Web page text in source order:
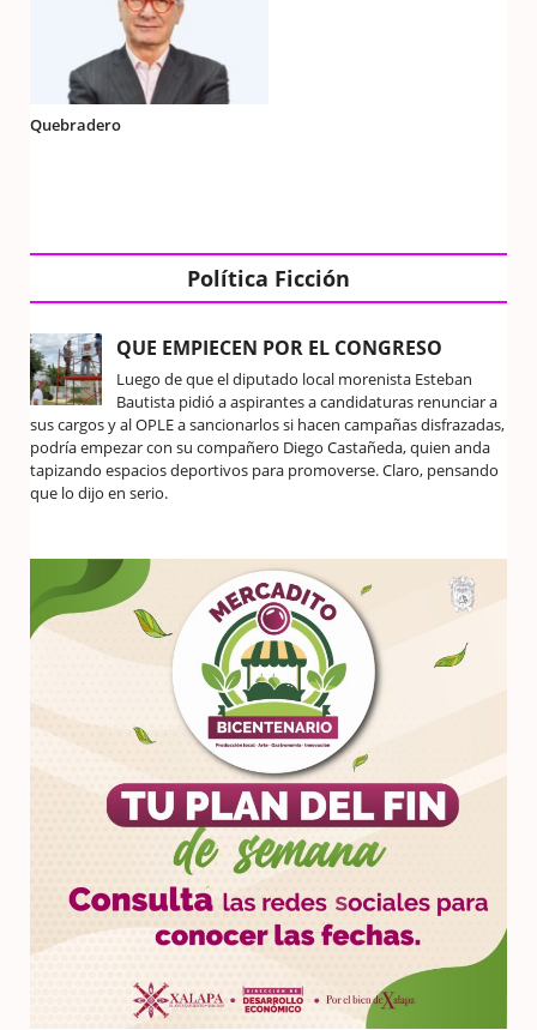
Quebradero
Política Ficción
QUE EMPIECEN POR EL CONGRESO
Luego de que el diputado local morenista Esteban
Bautista pidió a aspirantes a candidaturas renunciar a
sus cargos y al OPLE a sancionarlos si hacen campañas disfrazadas,
podría empezar con su compañero Diego Castañeda, quien anda
tapizando espacios deportivos para promoverse. Claro, pensando
que lo dijo en serio.